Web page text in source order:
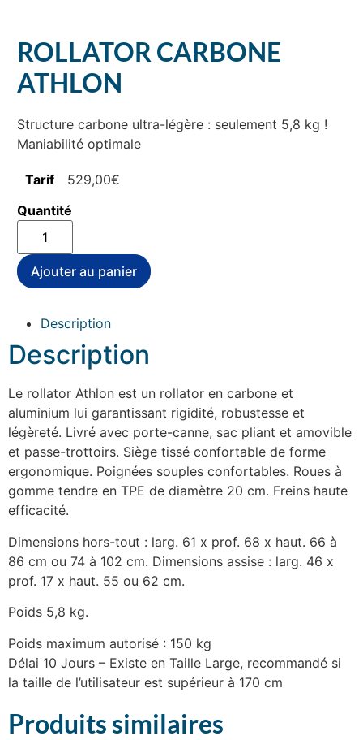
ROLLATOR CARBONE
ATHLON
Structure carbone ultra-légère : seulement 5,8 kg !
Maniabilité optimale
529,00€
quantité
ROLLATOR
CARBONE
ATHLON
Ajouter au panier
Description
Description
Le rollator Athlon est un rollator en carbone et
aluminium lui garantissant rigidité, robustesse et
légèreté. Livré avec porte-canne, sac pliant et amovible
et passe-trottoirs. Siège tissé confortable de forme
ergonomique. Poignées souples confortables. Roues à
gomme tendre en TPE de diamètre 20 cm. Freins haute
efficacité.
Dimensions hors-tout : larg. 61 x prof. 68 x haut. 66 à
86 cm ou 74 à 102 cm. Dimensions assise : larg. 46 x
prof. 17 x haut. 55 ou 62 cm.
Poids 5,8 kg.
Poids maximum autorisé : 150 kg
Délai 10 Jours – Existe en Taille Large, recommandé si
la taille de l’utilisateur est supérieur à 170 cm
Produits similaires